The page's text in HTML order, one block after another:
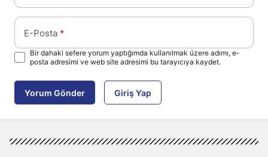
E-Posta *
Bir dahaki sefere yorum yaptığımda kullanılmak üzere adımı, e-
posta adresimi ve web site adresimi bu tarayıcıya kaydet.
Yorum Gönder Giriş Yap